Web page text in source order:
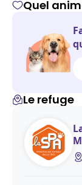
Quel
Le refuge